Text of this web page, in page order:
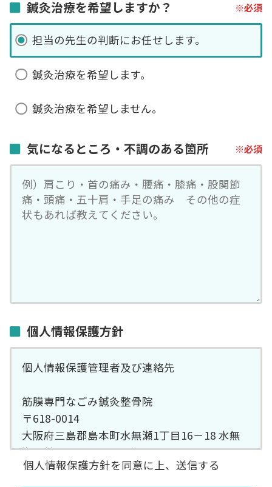
鍼灸治療を希望しますか？
担当の先生の判断にお任せします。
鍼灸治療を希望します。
鍼灸治療を希望しません。
気になるところ・不調のある箇所
個人情報保護方針
個人情報保護管理者及び連絡先
筋膜専門なごみ鍼灸整骨院
〒618-0014
大阪府三島郡島本町水無瀬1丁目16－18 水無
瀬駅前SSマンション1階
TEL 075-600-9796
個人情報保護方針を同意に上、送信する